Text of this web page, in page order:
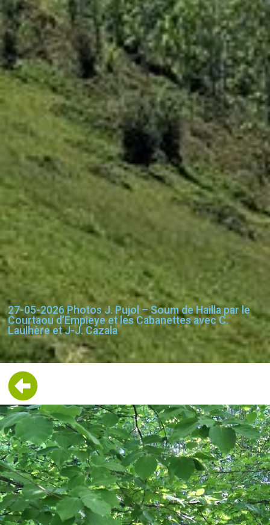
27-05-2026 Photos J. Pujol – Soum de Hailla par le
Courtaou d’Empieye et les Cabanettes avec C.
Laulhère et J-J. Cazala